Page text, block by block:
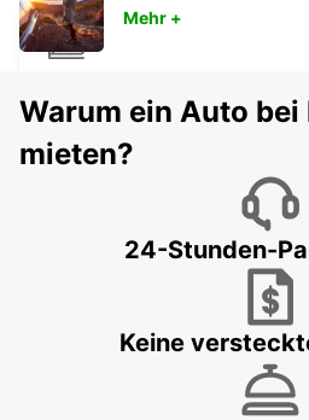
DIJON - FRANCE
CHAUMONT
Mehr +
Warum ein Auto bei
mieten?
24-Stunden-
Keine